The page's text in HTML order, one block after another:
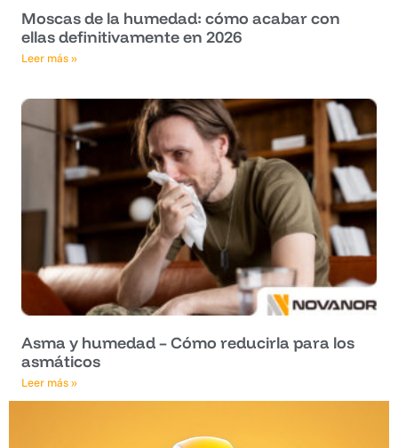
Moscas de la humedad: cómo acabar con
ellas definitivamente en 2026
Leer más »
Asma y humedad – Cómo reducirla para los
asmáticos
Leer más »